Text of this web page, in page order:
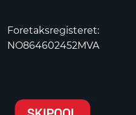
Foretaksregisteret:
NO864602452MVA